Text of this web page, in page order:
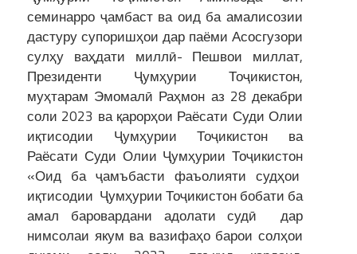
семинарро ҷамбаст ва оид ба амалисозии
дастуру супоришҳои дар паёми Асосгузори
сулҳу ваҳдати миллӣ- Пешвои миллат,
Президенти Ҷумҳурии Тоҷикистон,
муҳтарам Эмомалӣ Раҳмон аз 28 декабри
соли 2023 ва қарорҳои Раёсати Суди Олии
иқтисодии Ҷумҳурии Тоҷикистон ва
Раёсати Суди Олии Ҷумҳурии Тоҷикистон
«Оид ба ҷамъбасти фаъолияти судҳои
иқтисодии Ҷумҳурии Тоҷикистон бобати ба
амал баровардани адолати судӣ дар
нимсолаи якум ва вазифаҳо барои солҳои